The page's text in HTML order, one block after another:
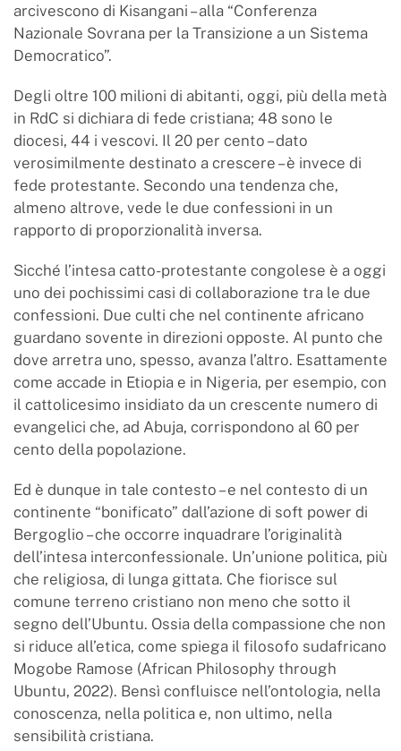
arcivescono di Kisangani – alla “Conferenza
Nazionale Sovrana per la Transizione a un Sistema
Democratico”.
Degli oltre 100 milioni di abitanti, oggi, più della metà
in RdC si dichiara di fede cristiana; 48 sono le
diocesi, 44 i vescovi. Il 20 per cento – dato
verosimilmente destinato a crescere – è invece di
fede protestante. Secondo una tendenza che,
almeno altrove, vede le due confessioni in un
rapporto di proporzionalità inversa.
Sicché l’intesa catto-protestante congolese è a oggi
uno dei pochissimi casi di collaborazione tra le due
confessioni. Due culti che nel continente africano
guardano sovente in direzioni opposte. Al punto che
dove arretra uno, spesso, avanza l’altro. Esattamente
come accade in Etiopia e in Nigeria, per esempio, con
il cattolicesimo insidiato da un crescente numero di
evangelici che, ad Abuja, corrispondono al 60 per
cento della popolazione.
Ed è dunque in tale contesto – e nel contesto di un
continente “bonificato” dall’azione di soft power di
Bergoglio – che occorre inquadrare l’originalità
dell’intesa interconfessionale. Un’unione politica, più
che religiosa, di lunga gittata. Che fiorisce sul
comune terreno cristiano non meno che sotto il
segno dell’Ubuntu. Ossia della compassione che non
si riduce all’etica, come spiega il filosofo sudafricano
Mogobe Ramose (African Philosophy through
Ubuntu, 2022). Bensì confluisce nell’ontologia, nella
conoscenza, nella politica e, non ultimo, nella
sensibilità cristiana.